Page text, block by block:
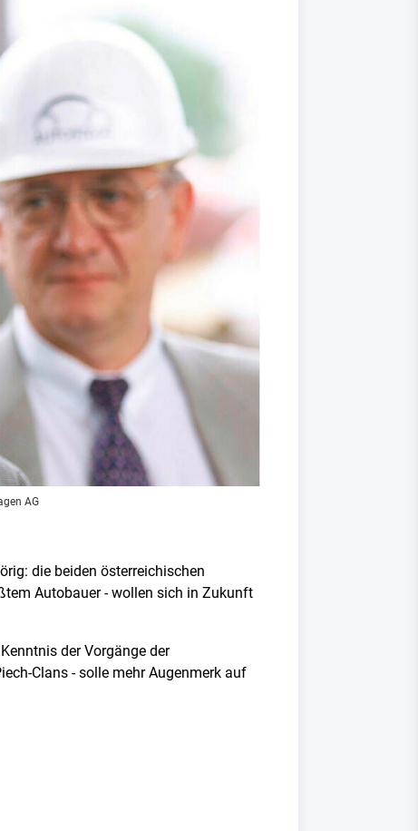
AG
die beiden österreichischen
Autobauer - wollen sich in Zukunft
der Vorgänge der
Clans - solle mehr Augenmerk auf